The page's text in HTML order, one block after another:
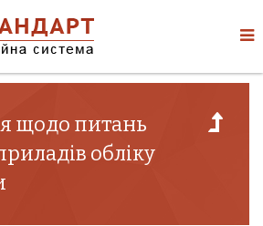
щодо питань
обліку